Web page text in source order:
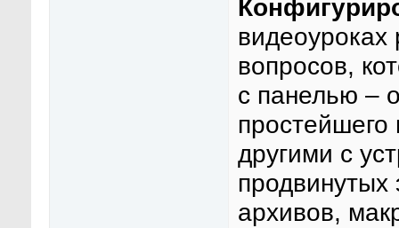
видеоуроках
вопросов,
с панелью –
простейшего
другими с
продвинутых
архивов,